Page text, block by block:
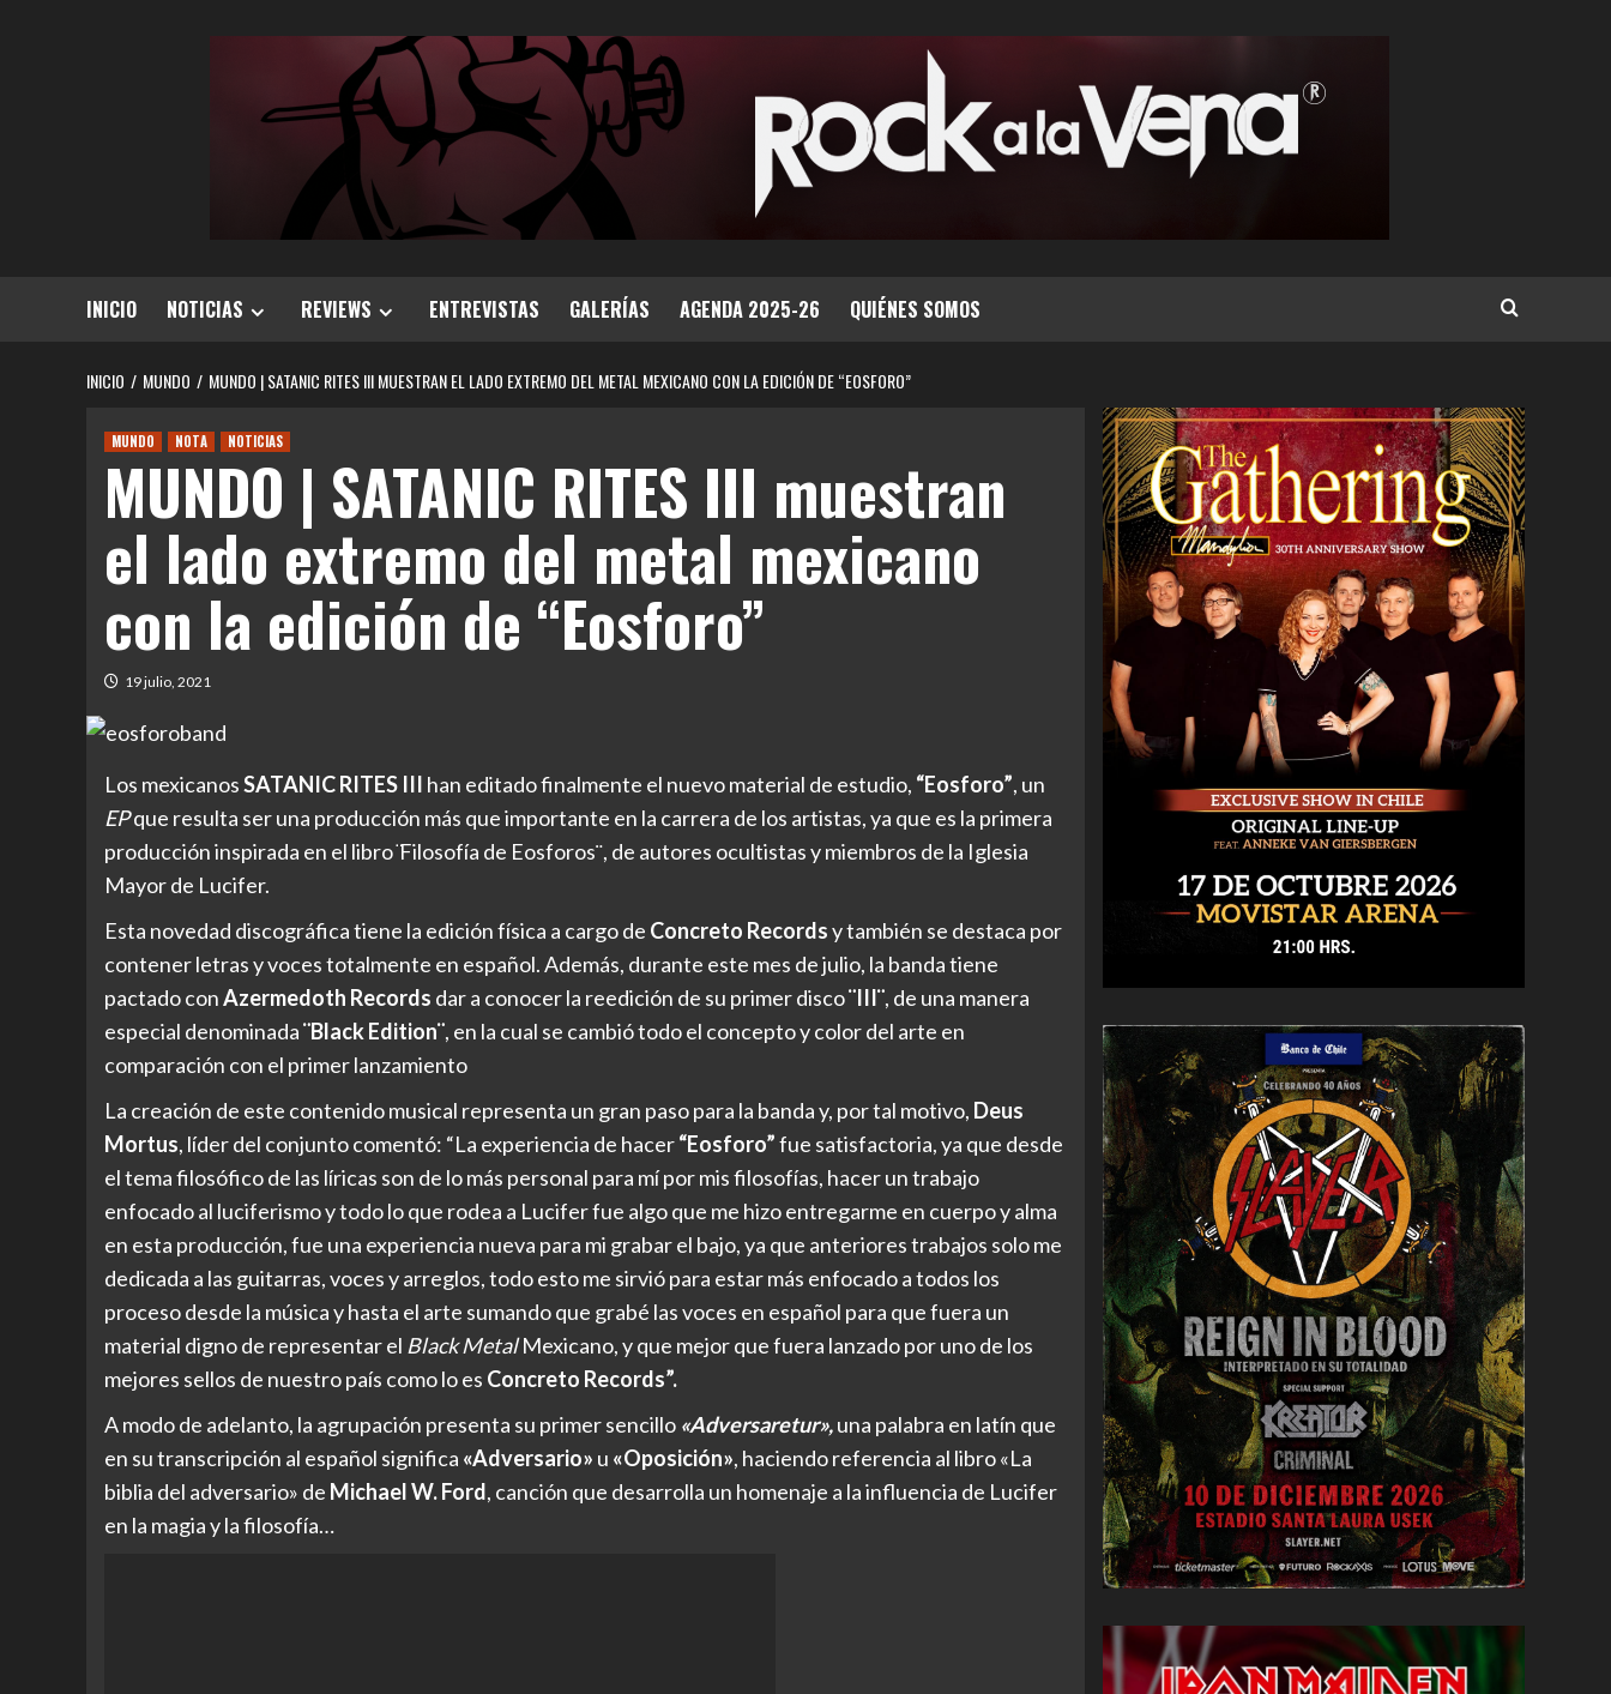
INICIO NOTICIAS REVIEWS ENTREVISTAS GALERÍAS AGENDA 2025-26 QUIÉNES SOMOS
INICIO MUNDO MUNDO | SATANIC RITES III MUESTRAN EL LADO EXTREMO DEL METAL MEXICANO CON LA EDICIÓN DE “EOSFORO”
MUNDO NOTA NOTICIAS
MUNDO | SATANIC RITES III muestran
el lado extremo del metal mexicano
con la edición de “Eosforo”
19 julio, 2021
Los mexicanosSATANIC RITES III han editado finalmente el nuevo material de estudio, “Eosforo”, un
EPque resulta ser una producción más que importante en la carrera de los artistas, ya que es la primera
producción inspirada en el libro ̈Filosofía de Eosforos¨, de autores ocultistas y miembros de la Iglesia
Mayor de Lucifer.
Esta novedad discográfica tiene la edición física a cargo de Concreto Recordsy también se destaca por
contener letras y voces totalmente en español. Además, durante este mes de julio, la banda tiene
pactado conAzermedoth Records dar a conocer la reedición de su primer disco¨III¨, de una manera
especial denominada¨Black Edition¨, en la cual se cambió todo el concepto y color del arte en
comparación con el primer lanzamiento
La creación de este contenido musical representa un gran paso para la banda y, por tal motivo, Deus
Mortus, líder del conjunto comentó: “La experiencia de hacer“Eosforo”fue satisfactoria, ya que desde
el tema filosófico de las líricas son de lo más personal para mí por mis filosofías, hacer un trabajo
enfocado al luciferismo y todo lo que rodea a Lucifer fue algo que me hizo entregarme en cuerpo y alma
en esta producción, fue una experiencia nueva para mi grabar el bajo, ya que anteriores trabajos solo me
dedicada a las guitarras, voces y arreglos, todo esto me sirvió para estar más enfocado a todos los
proceso desde la música y hasta el arte sumando que grabé las voces en español para que fuera un
material digno de representar el Black MetalMexicano, y que mejor que fuera lanzado por uno de los
mejores sellos de nuestro país como lo es Concreto Records”.
A modo de adelanto, la agrupación presenta su primer sencillo «Adversaretur»,una palabra en latín que
en su transcripción al español significa «Adversario» u «Oposición», haciendo referencia al libro «La
biblia del adversario» de Michael W. Ford, canción que desarrolla un homenaje a la influencia de Lucifer
en la magia y la filosofía…